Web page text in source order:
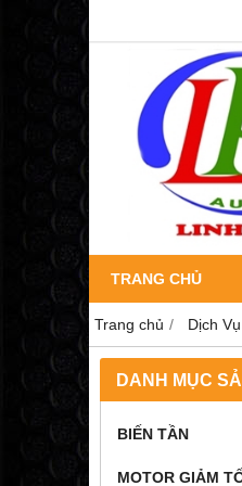
TRANG CHỦ
Trang chủ Dịch
DANH MỤC
BIẾN TẦN
MOTOR GIẢM